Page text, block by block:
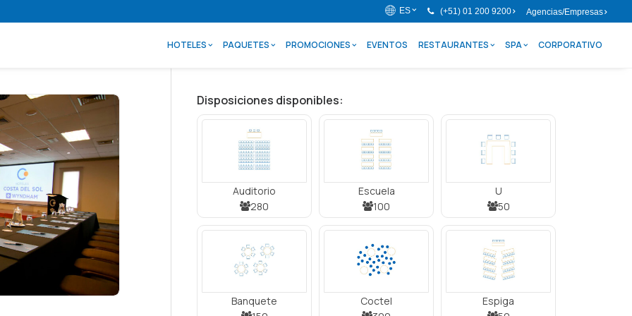
ES (+51) 01 200 9200 Agencias/Empresas
HOTELES PAQUETES PROMOCIONES EVENTOS RESTAURANTES SPA CORPORATIVO
Disposiciones disponibles:
Auditorio
280
Escuela
100
U
50
Banquete
Coctel
Espiga